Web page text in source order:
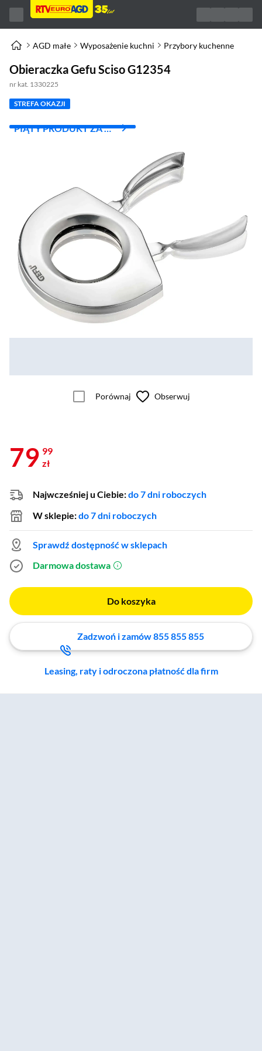
AGD małe Wyposażenie kuchni Przybory kuchenne
Obieraczka Gefu Sciso G12354
nr kat. 1330225
STREFA OKAZJI
PIĄTY PRODUKT ZA 1
Porównaj Obserwuj
79 99
zł
Najwcześniej u Ciebie:do 7 dni roboczych
W sklepie:do 7 dni roboczych
Sprawdź dostępność w sklepach
Darmowa dostawa (otworzy się w nowym oknie)
Do koszyka
Zadzwoń i zamów 855 855 855
Leasing, raty i odroczona płatność dla firm